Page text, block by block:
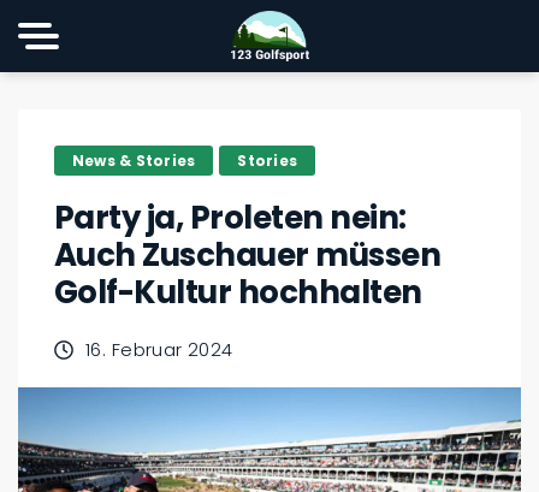
News & Stories Stories
Party ja, Proleten nein:
Auch Zuschauer müssen
Golf-Kultur hochhalten
16. Februar 2024